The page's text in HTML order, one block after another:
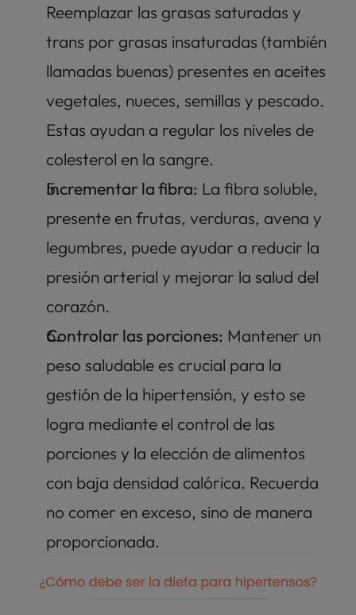
Reemplazar las grasas saturadas y
trans por grasas insaturadas (también
llamadas buenas) presentes en aceites
vegetales, nueces, semillas y pescado.
Estas ayudan a regular los niveles de
colesterol en la sangre.
Incrementar la fibra: La fibra soluble,
presente en frutas, verduras, avena y
legumbres, puede ayudar a reducir la
presión arterial y mejorar la salud del
corazón.
Controlar las porciones: Mantener un
peso saludable es crucial para la
gestión de la hipertensión, y esto se
logra mediante el control de las
porciones y la elección de alimentos
con baja densidad calórica. Recuerda
no comer en exceso, sino de manera
proporcionada.